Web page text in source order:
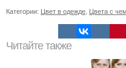
Категории: Цвет в одежде, Цвета с чем
Читайте также